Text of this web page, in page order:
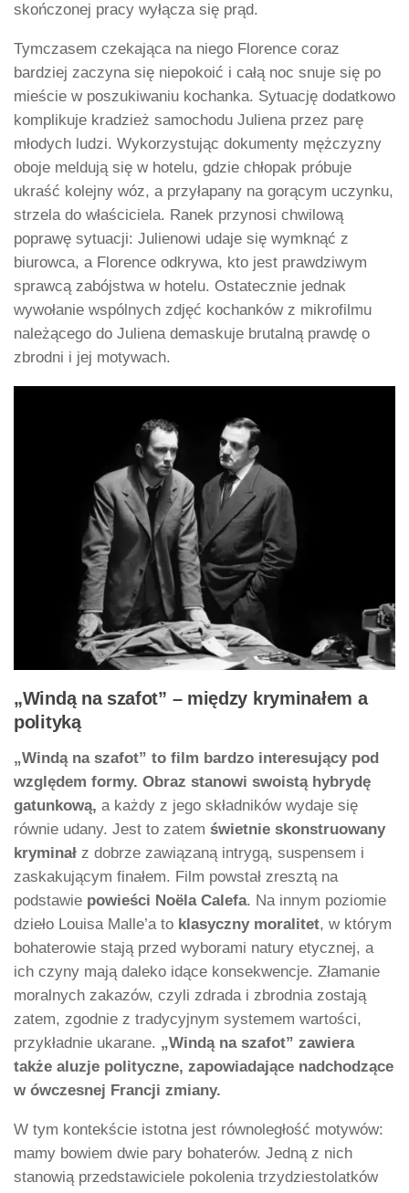
skończonej pracy wyłącza się prąd.
Tymczasem czekająca na niego Florence coraz
bardziej zaczyna się niepokoić i całą noc snuje się po
mieście w poszukiwaniu kochanka. Sytuację dodatkowo
komplikuje kradzież samochodu Juliena przez parę
młodych ludzi. Wykorzystując dokumenty mężczyzny
oboje meldują się w hotelu, gdzie chłopak próbuje
ukraść kolejny wóz, a przyłapany na gorącym uczynku,
strzela do właściciela. Ranek przynosi chwilową
poprawę sytuacji: Julienowi udaje się wymknąć z
biurowca, a Florence odkrywa, kto jest prawdziwym
sprawcą zabójstwa w hotelu. Ostatecznie jednak
wywołanie wspólnych zdjęć kochanków z mikrofilmu
należącego do Juliena demaskuje brutalną prawdę o
zbrodni i jej motywach.
„Windą na szafot” – między kryminałem a
polityką
„Windą na szafot” to film bardzo interesujący pod
względem formy. Obraz stanowi swoistą hybrydę
gatunkową, a każdy z jego składników wydaje się
równie udany. Jest to zatem świetnie skonstruowany
kryminał z dobrze zawiązaną intrygą, suspensem i
zaskakującym finałem. Film powstał zresztą na
podstawie powieści Noëla Calefa. Na innym poziomie
dzieło Louisa Malle’a to klasyczny moralitet, w którym
bohaterowie stają przed wyborami natury etycznej, a
ich czyny mają daleko idące konsekwencje. Złamanie
moralnych zakazów, czyli zdrada i zbrodnia zostają
zatem, zgodnie z tradycyjnym systemem wartości,
przykładnie ukarane. „Windą na szafot” zawiera
także aluzje polityczne, zapowiadające nadchodzące
w ówczesnej Francji zmiany.
W tym kontekście istotna jest równoległość motywów:
mamy bowiem dwie pary bohaterów. Jedną z nich
stanowią przedstawiciele pokolenia trzydziestolatków